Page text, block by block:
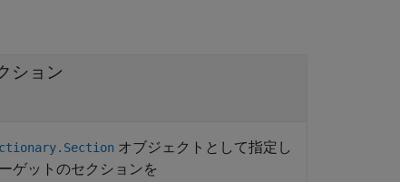
ション
オブジェクトとして指定し
ゲットのセクションを